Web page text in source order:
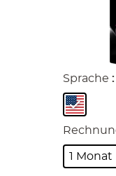
Sprache
1 Monat